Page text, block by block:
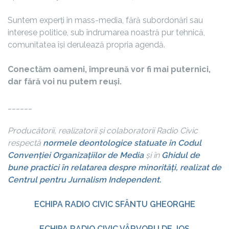
Suntem experți în mass-media, fără subordonări sau
interese politice, sub îndrumarea noastră pur tehnică,
comunitatea își derulează propria agendă.
Conectăm oameni, împreună vor fi mai puternici,
dar fără voi nu putem reuși.
Producătorii, realizatorii și colaboratorii Radio Civic
respectă normele deontologice statuate în Codul
Convenției Organizațiilor de Media și în Ghidul de
bune practici în relatarea despre minorități, realizat de
Centrul pentru Jurnalism Independent.
ECHIPA RADIO CIVIC SFÂNTU GHEORGHE